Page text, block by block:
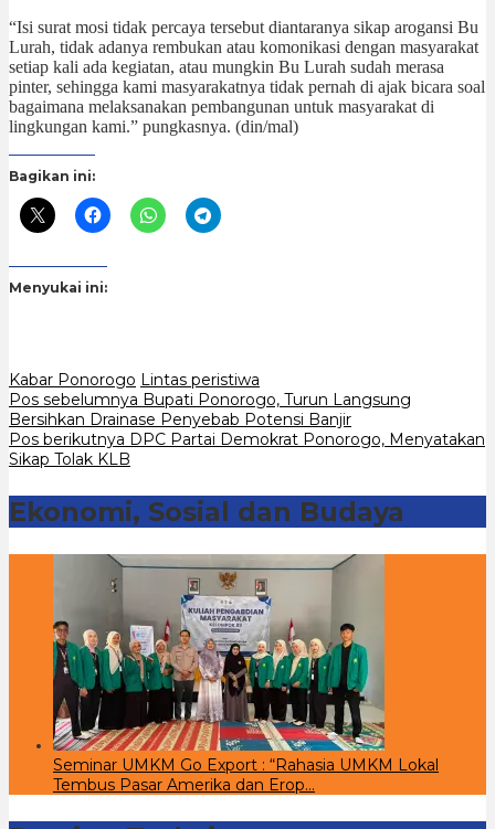
“Isi surat mosi tidak percaya tersebut diantaranya sikap arogansi Bu
Lurah, tidak adanya rembukan atau komonikasi dengan masyarakat
setiap kali ada kegiatan, atau mungkin Bu Lurah sudah merasa
pinter, sehingga kami masyarakatnya tidak pernah di ajak bicara soal
bagaimana melaksanakan pembangunan untuk masyarakat di
lingkungan kami.” pungkasnya. (din/mal)
Bagikan ini:
Menyukai ini:
Kabar Ponorogo Lintas peristiwa
Navigasi
pos
Pos sebelumnya Bupati Ponorogo, Turun Langsung
Bersihkan Drainase Penyebab Potensi Banjir
Pos berikutnya DPC Partai Demokrat Ponorogo, Menyatakan
Sikap Tolak KLB
Ekonomi, Sosial dan Budaya
Seminar UMKM Go Export : “Rahasia UMKM Lokal
Tembus Pasar Amerika dan Erop…